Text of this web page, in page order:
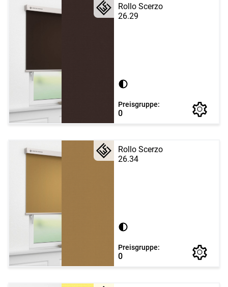
Rollo Scerzo
26.29
Preisgruppe:
0
Rollo Scerzo
26.34
Preisgruppe:
0